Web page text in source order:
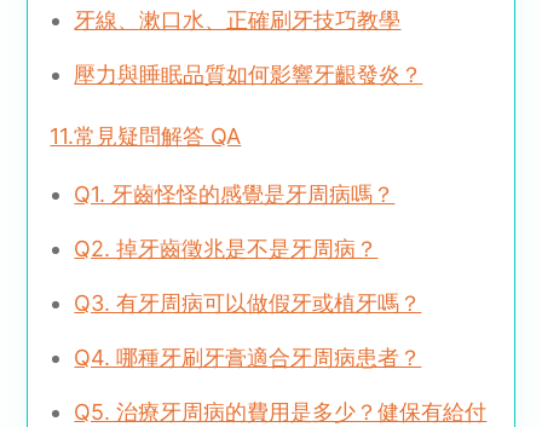
牙線、漱口水、正確刷牙技巧教學
壓力與睡眠品質如何影響牙齦發炎？
11.常見疑問解答 QA
Q1. 牙齒怪怪的感覺是牙周病嗎？
Q2. 掉牙齒徵兆是不是牙周病？
Q3. 有牙周病可以做假牙或植牙嗎？
Q4. 哪種牙刷牙膏適合牙周病患者？
Q5. 治療牙周病的費用是多少？健保有給付